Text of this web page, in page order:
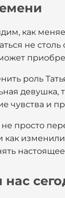
как
не
роль
девушка,
чувства и
просто